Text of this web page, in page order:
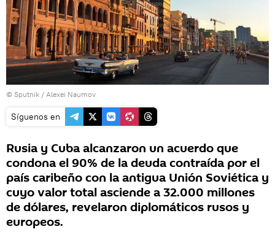
© Sputnik / Alexei Naumov
Síguenos en
Rusia y Cuba alcanzaron un acuerdo que
condona el 90% de la deuda contraída por el
país caribeño con la antigua Unión Soviética y
cuyo valor total asciende a 32.000 millones
de dólares, revelaron diplomáticos rusos y
europeos.